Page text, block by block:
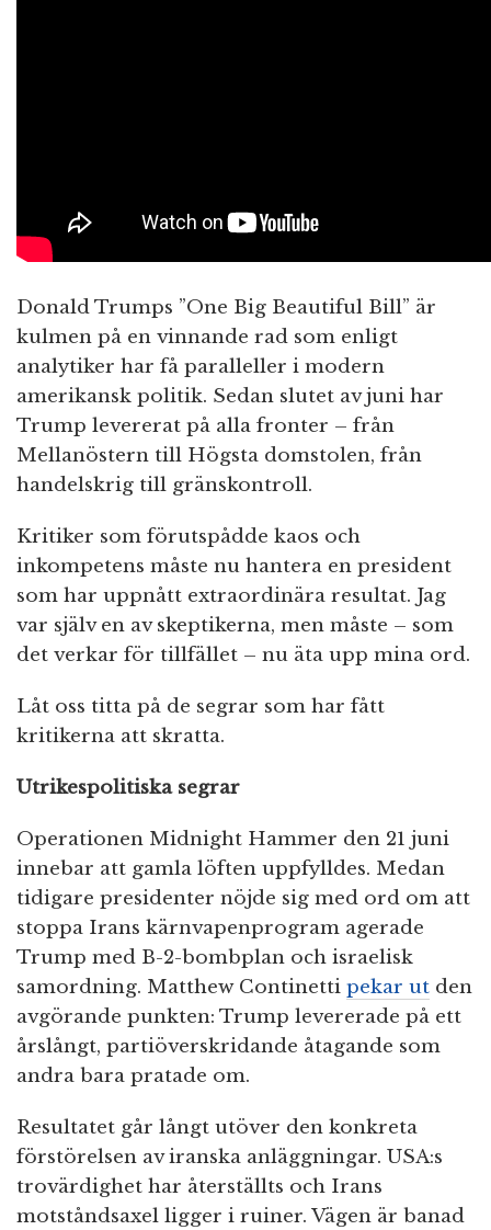
Donald Trumps ”One Big Beautiful Bill” är
kulmen på en vinnande rad som enligt
analytiker har få paralleller i modern
amerikansk politik. Sedan slutet av juni har
Trump levererat på alla fronter – från
Mellanöstern till Högsta domstolen, från
handelskrig till gränskontroll.
Kritiker som förutspådde kaos och
inkompetens måste nu hantera en president
som har uppnått extraordinära resultat. Jag
var själv en av skeptikerna, men måste – som
det verkar för tillfället – nu äta upp mina ord.
Låt oss titta på de segrar som har fått
kritikerna att skratta.
Utrikespolitiska segrar
Operationen Midnight Hammer den 21 juni
innebar att gamla löften uppfylldes. Medan
tidigare presidenter nöjde sig med ord om att
stoppa Irans kärnvapenprogram agerade
Trump med B-2-bombplan och israelisk
samordning. Matthew Continetti pekar ut den
avgörande punkten: Trump levererade på ett
årslångt, partiöverskridande åtagande som
andra bara pratade om.
Resultatet går långt utöver den konkreta
förstörelsen av iranska anläggningar. USA:s
trovärdighet har återställts och Irans
motståndsaxel ligger i ruiner. Vägen är banad